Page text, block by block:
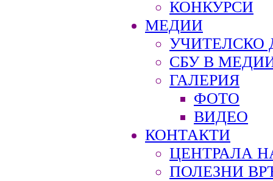
КОНКУРСИ
МЕДИИ
УЧИТЕЛСКО
СБУ В
ГАЛЕРИЯ
ФОТО
ВИДЕО
КОНТАКТИ
ЦЕНТРАЛА
ПОЛЕЗНИ